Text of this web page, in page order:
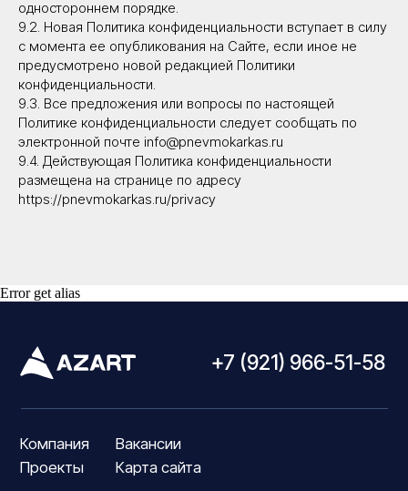
одностороннем порядке.
9.2. Новая Политика конфиденциальности вступает в силу
с момента ее опубликования на Сайте, если иное не
предусмотрено новой редакцией Политики
конфиденциальности.
9.3. Все предложения или вопросы по настоящей
Политике конфиденциальности следует сообщать по
электронной почте info@pnevmokarkas.ru
9.4. Действующая Политика конфиденциальности
размещена на странице по адресу
https://pnevmokarkas.ru/privacy
Error get alias